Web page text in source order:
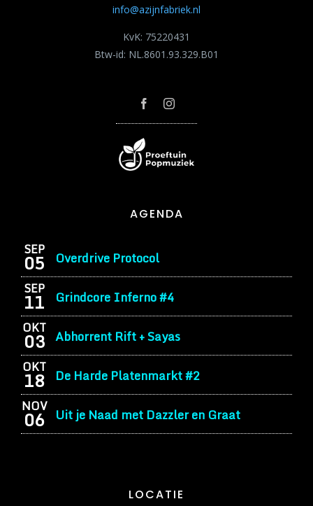
AGENDA
SEP
05 Overdrive Protocol
SEP
11 Grindcore Inferno #4
OKT
03 Abhorrent Rift + Sayas
OKT
18 De Harde Platenmarkt #2
NOV
06 Uit je Naad met Dazzler en Graat
info@azijnfabriek.nl
KvK: 75220431
Btw-id: NL.8601.93.329.B01
LOCATIE